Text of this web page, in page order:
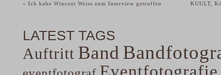
« Ich habe Wincent Weiss zum Interview getroffen KUULT,
LATEST TAGS
Auftritt Band
Eventfotografie